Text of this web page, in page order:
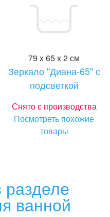
79 x 65 x 2 см
Зеркало "Диана-65" с
подсветкой
Снято с производства
Посмотреть похожие
товары
ванной